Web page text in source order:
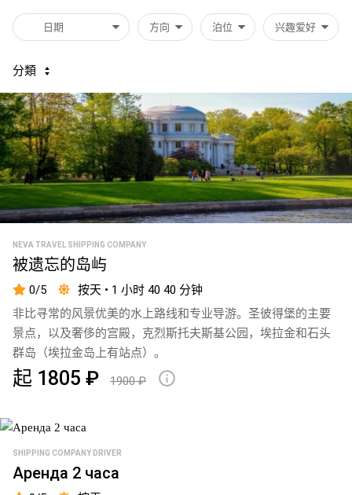
方向 泊位 兴趣爱好
分類
NEVA TRAVEL SHIPPING COMPANY
被遗忘的岛屿
0/5
按天 • 1 小时 40 40 分钟
非比寻常的风景优美的水上路线和专业导游。圣彼得堡的主要
景点，以及奢侈的宫殿，克烈斯托夫斯基公园，埃拉金和石头
群岛（埃拉金岛上有站点）。
起 1805 ₽ 1900 ₽
SHIPPING COMPANY DRIVER
Аренда 2 часа
天
游
涅
瓦
河
和
芬
兰
湾
夜
晚
断
桥
游
览
水翼
到彼
到克
罗施
塔
大
桥
皇
宫
码
头
皇
宫
码
头
参
议
院
码
头
参
院
行
游
塞
夫
卡
貝
爾
港
附
带
指
最
受
欢
迎
的
船
到
1500
1800
2100
₽
2500
₽
<
小
时
<
4
个
小
on
board
Bar
Day
tour
To
Peterhof
Live
music
Saxophone
Walking
included
in the
tour
Comfortable
毯
持
间